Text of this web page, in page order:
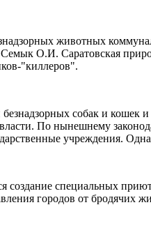
животных
О.И. Саратовская
"киллеров".
собак и
По нынешнему
учреждения.
специальных
городов от бродячих